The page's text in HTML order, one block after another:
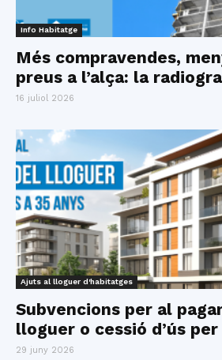
Info Habitatge
Més compravendes,
preus a l’alça: la
16 juliol 2026
Ajuts al lloguer d'habitatges
Subvencions per al
lloguer o cessió d’ús per
29 juny 2026